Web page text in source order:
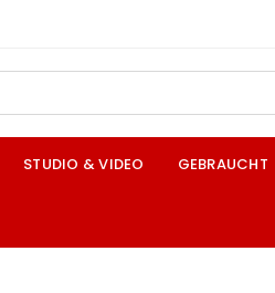
STUDIO & VIDEO GEBRAUCHT